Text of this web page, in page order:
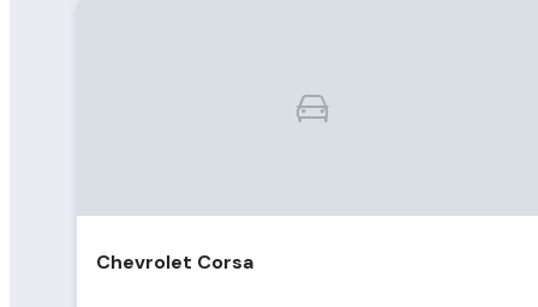
Chevrolet Corsa